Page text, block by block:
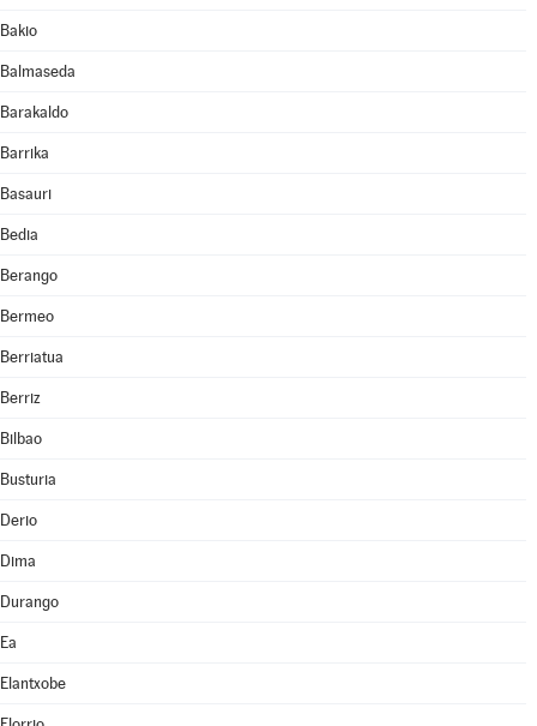
Bakio
Balmaseda
Barakaldo
Barrika
Basauri
Bedia
Berango
Bermeo
Berriatua
Berriz
Bilbao
Busturia
Derio
Dima
Durango
Ea
Elantxobe